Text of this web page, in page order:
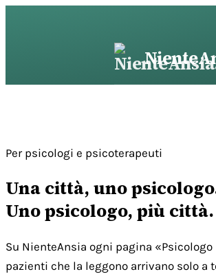
Per psicologi e psicoterapeuti
Una città, uno
Uno psicologo, più città.
Su NienteAnsia ogni pagina
pazienti che la leggono arrivano solo a